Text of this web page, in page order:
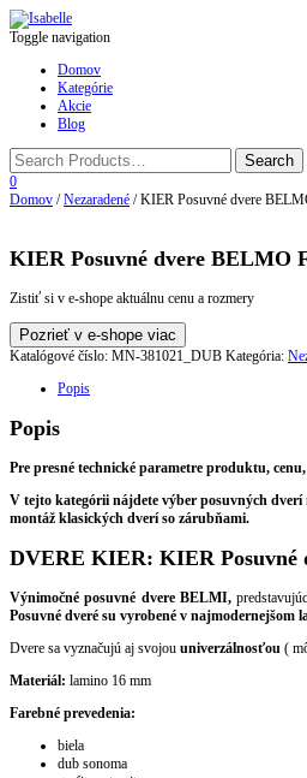
Toggle navigation
Domov
Kategórie
Akcie
Blog
0
Domov /Nezaradené / KIER Posuvné dvere
KIER Posuvné dvere BELMO
Zistiť si v e-shope aktuálnu cenu a rozmery
Pozrieť v e-shope viac
Katalógové číslo: MN-381021_DUB Kategória:
Popis
Popis
Pre presné technické parametre produktu,
V tejto kategórii nájdete výber posuvných dverí
montáž klasických dverí so zárubňami.
DVERE KIER: KIER Posuvné
Výnimočné posuvné dvere BELMI,
Posuvné dveré su vyrobené v najmodernejšom
Dvere sa vyznačujú aj svojou univerzálnosťou (
Materiál: lamino 16 mm
Farebné prevedenia:
biela
dub sonoma